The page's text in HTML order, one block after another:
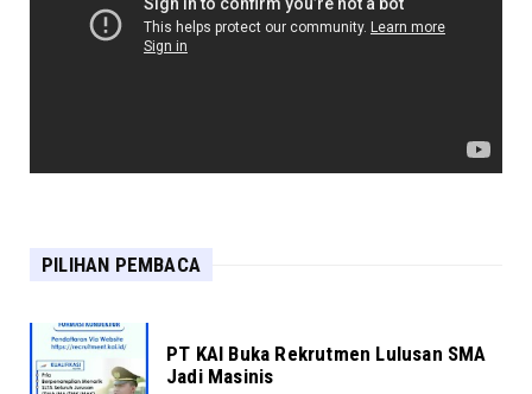
PILIHAN PEMBACA
PT KAI Buka Rekrutmen Lulusan SMA
Jadi Masinis